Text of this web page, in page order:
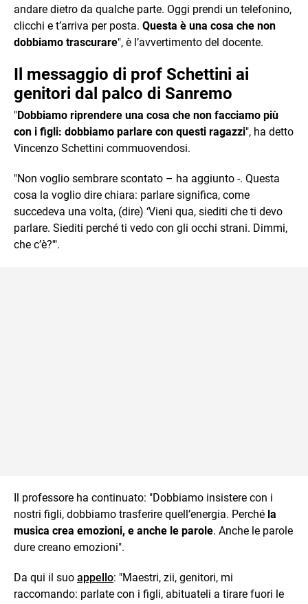
andare dietro da qualche parte. Oggi prendi un telefonino,
clicchi e t’arriva per posta. Questa è una cosa che non
dobbiamo trascurare", è l’avvertimento del docente.
Il messaggio di prof Schettini ai
genitori dal palco di Sanremo
"Dobbiamo riprendere una cosa che non facciamo più
con i figli: dobbiamo parlare con questi ragazzi", ha detto
Vincenzo Schettini commuovendosi.
"Non voglio sembrare scontato – ha aggiunto -. Questa
cosa la voglio dire chiara: parlare significa, come
succedeva una volta, (dire) ‘Vieni qua, siediti che ti devo
parlare. Siediti perché ti vedo con gli occhi strani. Dimmi,
che c’è?'".
Il professore ha continuato: "Dobbiamo insistere con i
nostri figli, dobbiamo trasferire quell’energia. Perché la
musica crea emozioni, e anche le parole. Anche le parole
dure creano emozioni".
Da qui il suo appello: "Maestri, zii, genitori, mi
raccomando: parlate con i figli, abituateli a tirare fuori le